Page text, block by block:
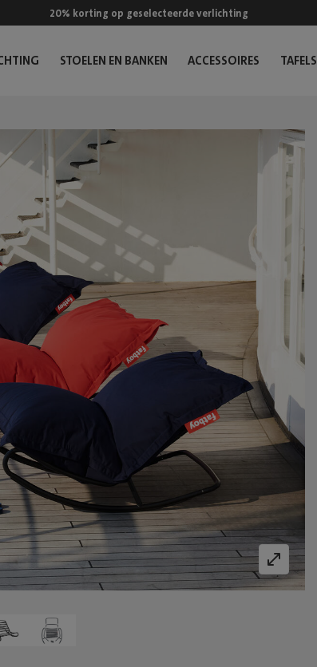
20% korting op geselecteerde verlichting
STOELEN EN BANKEN ACCESSOIRES TAFELS